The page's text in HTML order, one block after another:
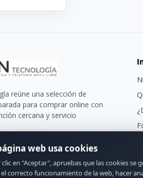
reúne una selección de
para comprar online con
cercana y servicio
web usa cookies
clic en "Aceptar", apruebas que las cookies se
correcto funcionamiento de la web, hacer